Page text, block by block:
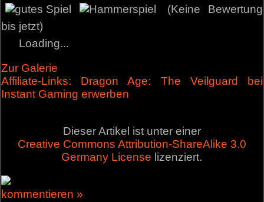
(Keine Bewertung
bis jetzt)
Loading...
Zur Galerie
Affiliate-Links: Dragon Age: The Veilguard bei
Instant Gaming erwerben
Dieser Artikel ist unter einer
Creative Commons Attribution-ShareAlike 3.0
Germany License lizenziert.
kommentieren »